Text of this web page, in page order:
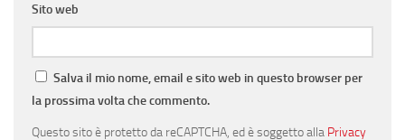
Sito web
Salva il mio nome, email e sito web in questo browser per
la prossima volta che commento.
Questo sito è protetto da reCAPTCHA, ed è soggetto alla Privacy